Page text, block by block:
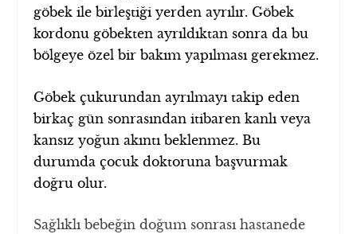
göbek ile birleştiği yerden ayrılır. Göbek
kordonu göbekten ayrıldıktan sonra da bu
bölgeye özel bir bakım yapılması gerekmez.
Göbek çukurundan ayrılmayı takip eden
birkaç gün sonrasından itibaren kanlı veya
kansız yoğun akıntı beklenmez. Bu
durumda çocuk doktoruna başvurmak
doğru olur.
Sağlıklı bebeğin doğum sonrası hastanede